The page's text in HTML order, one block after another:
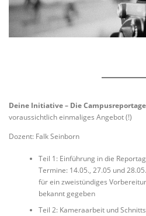
Deine Initiative – Die Campusreportage
voraussichtlich einmaliges Angebot (!)
Dozent: Falk Seinborn
Teil 1: Einführung in die
Termine: 14.05., 27.05 und
für ein zweistündiges
bekannt gegeben
Teil 2: Kameraarbeit und